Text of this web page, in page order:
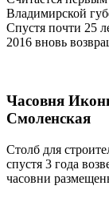
Владимирской
Спустя почти 25
2016 вновь
Часовня
Смоленская
Столб для
спустя 3 года
часовни